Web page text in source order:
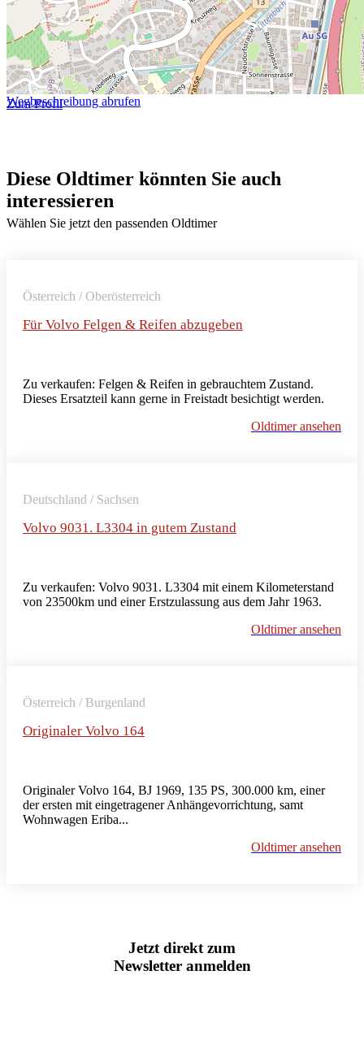
Wegbeschreibung abrufen
Zum Profil
Diese Oldtimer könnten Sie auch
interessieren
Wählen Sie jetzt den passenden Oldtimer
Österreich / Oberösterreich
Für Volvo Felgen & Reifen abzugeben
Zu verkaufen: Felgen & Reifen in gebrauchtem Zustand.
Dieses Ersatzteil kann gerne in Freistadt besichtigt werden.
Oldtimer ansehen
Deutschland / Sachsen
Volvo 9031. L3304 in gutem Zustand
Zu verkaufen: Volvo 9031. L3304 mit einem Kilometerstand
von 23500km und einer Erstzulassung aus dem Jahr 1963.
Oldtimer ansehen
Österreich / Burgenland
Originaler Volvo 164
Originaler Volvo 164, BJ 1969, 135 PS, 300.000 km, einer
der ersten mit eingetragener Anhängevorrichtung, samt
Wohnwagen Eriba...
Oldtimer ansehen
Jetzt direkt zum
Newsletter anmelden